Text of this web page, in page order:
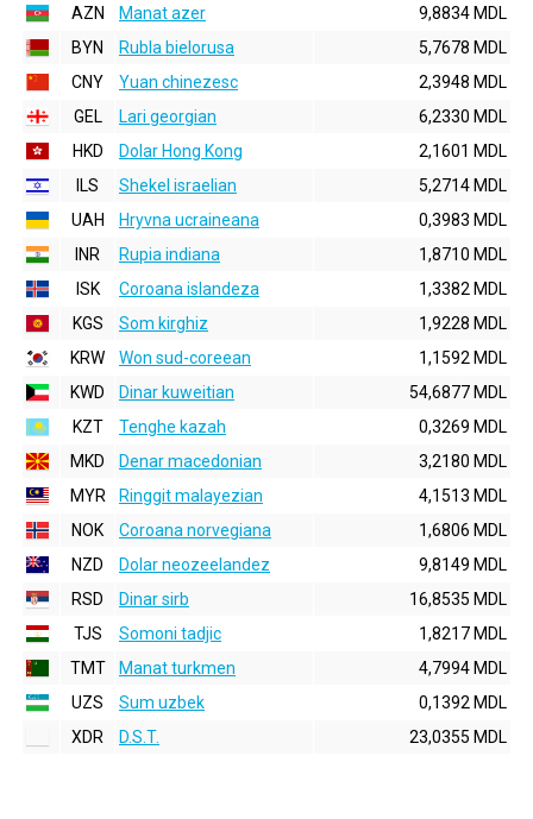
AZN
Manat azer
9,8834 MDL
BYN
Rubla bielorusa
5,7678 MDL
CNY
Yuan chinezesc
2,3948 MDL
GEL
Lari georgian
6,2330 MDL
HKD
Dolar Hong Kong
2,1601 MDL
ILS
Shekel israelian
5,2714 MDL
UAH
Hryvna ucraineana
0,3983 MDL
INR
Rupia indiana
1,8710 MDL
ISK
Coroana islandeza
1,3382 MDL
KGS
Som kirghiz
1,9228 MDL
KRW
Won sud-coreean
1,1592 MDL
KWD
Dinar kuweitian
54,6877 MDL
KZT
Tenghe kazah
0,3269 MDL
MKD
Denar macedonian
3,2180 MDL
MYR
Ringgit malayezian
4,1513 MDL
NOK
Coroana norvegiana
1,6806 MDL
NZD
Dolar neozeelandez
9,8149 MDL
RSD
Dinar sirb
16,8535 MDL
TJS
Somoni tadjic
1,8217 MDL
TMT
Manat turkmen
4,7994 MDL
UZS
Sum uzbek
0,1392 MDL
XDR
D.S.T. 23,0355 MDL